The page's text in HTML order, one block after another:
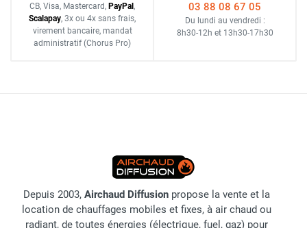
CB, Visa, Mastercard, PayPal ,
Scalapay, 3x ou 4x sans frais,
virement bancaire, mandat
administratif (Chorus Pro)
03 88 08 67 05
Du lundi au vendredi :
8h30-12h et 13h30-17h30
Depuis 2003, Airchaud Diffusion propose la vente et la
location de chauffages mobiles et fixes, à air chaud ou
radiant, de toutes énergies (électrique, fuel, gaz) pour